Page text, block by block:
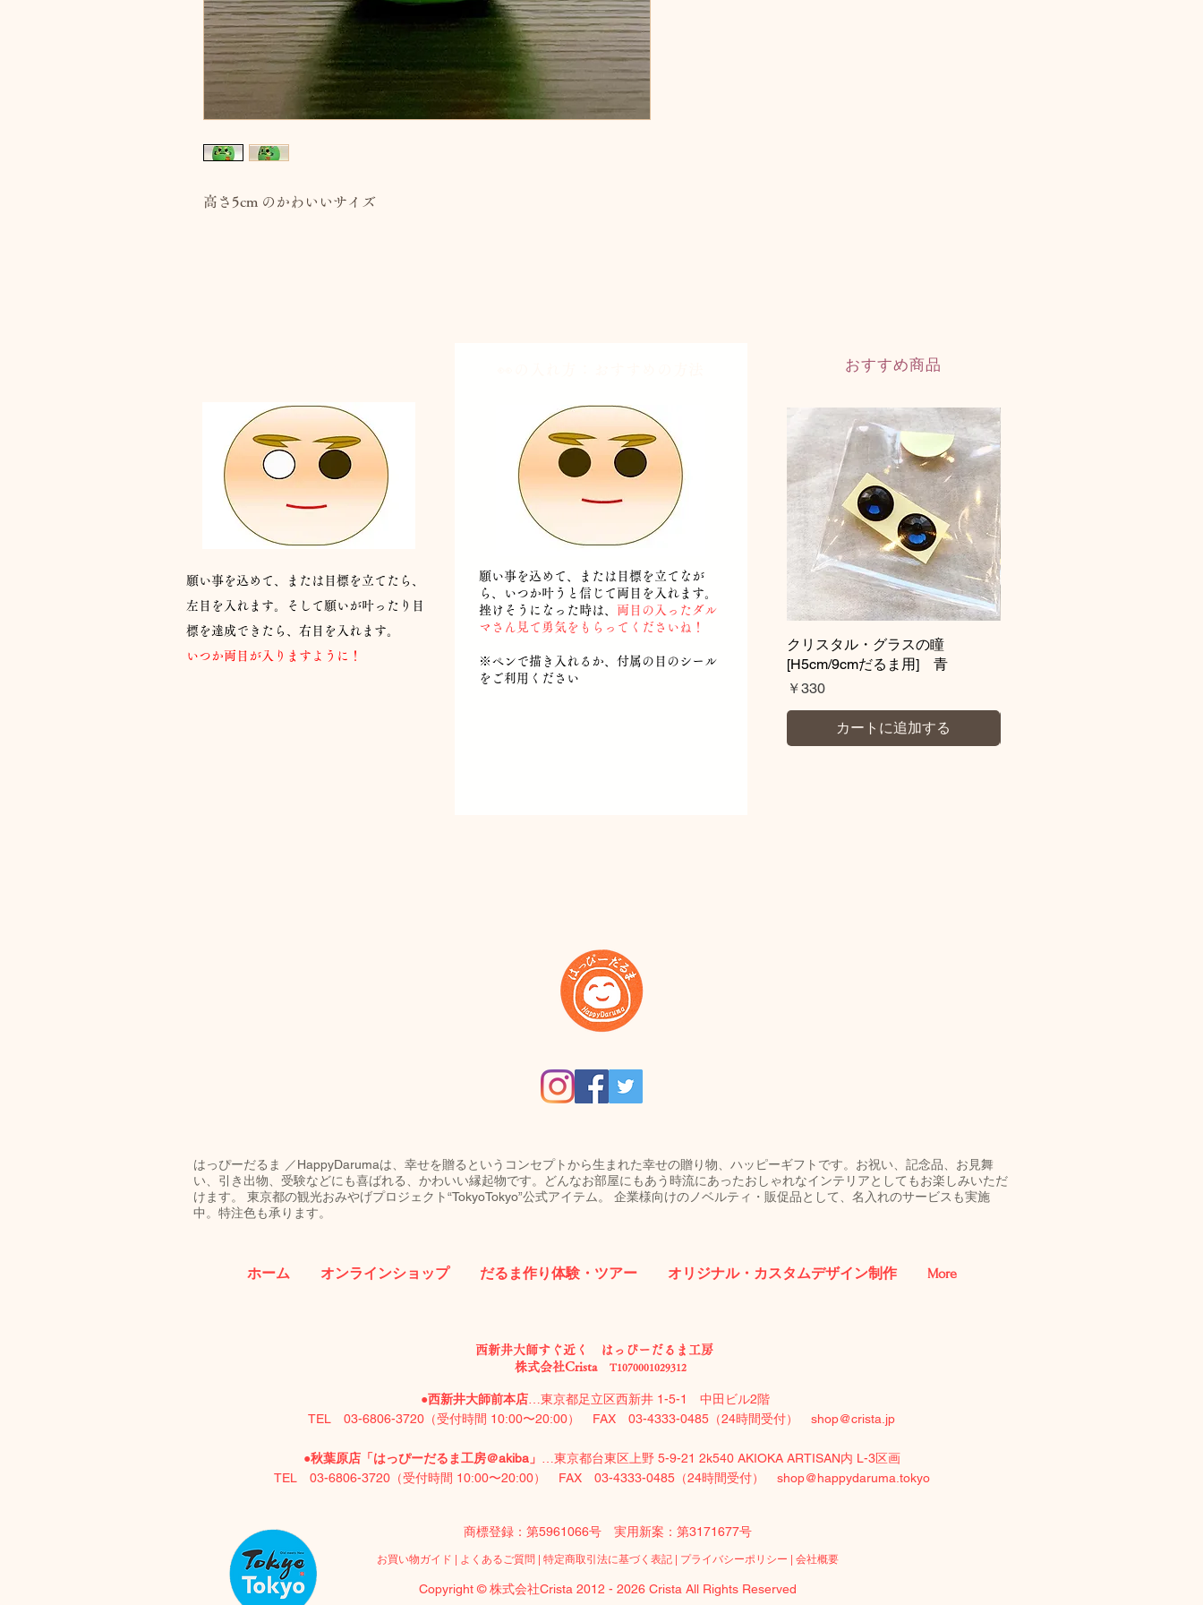
高さ5cm のかわいいサイズ
願い事を込めて、または目標を立てたら、
左目を入れます。そして願いが叶ったり目
標を達成できたら、右目を入れます。
​いつか両目が入りますように！
願い事を込めて、または目標を立てなが
ら、いつか叶うと信じて両目を入れます。
挫けそうになった時は、
両目の入ったダル
マさん見て勇気をもらってくださいね！
​※ペンで描き入れるか、付属の目のシール
をご利用ください
おすすめ商品
クイックビュー
クリスタル・グラスの瞳
[H5cm/9cmだるま用] 青
価格
￥330
カートに追加する
はっぴーだるま ／HappyDarumaは、幸せを贈るというコンセプトから生まれた幸せの贈り物、ハッピーギフトです。お祝い、記念品、お見舞
い、引き出物、受験などにも喜ばれる、かわいい縁起物です。どんなお部屋にもあう時流にあったおしゃれなインテリアとしてもお楽しみいただ
けます。 東京都の観光おみやげプロジェクト“TokyoTokyo”公式アイテム。 企業様向けのノベルティ・販促品として、名入れのサービスも実施
中。特注色も承ります。
ホーム オンラインショップ だるま作り体験・ツアー オリジナル・カスタムデザイン制作 More
西新井大師すぐ近く はっぴーだるま工房
株式会社Crista
T1070001029312
●西新井大師前本店 …東京都足立区西新井 1-5-1 中田ビル2階
TEL 03-6806-3720（受付時間 10:00〜20:00）​ FAX 03-4333-0485（24時間受付） shop@crista.jp
●秋葉原店「はっぴーだるま工房＠akiba」
…東京都台東区上野 5-9-21 2k540 AKIOKA ARTISAN内 L-3区画
TEL 03-6806-3720（受付時間 10:00〜20:00）​ FAX 03-4333-0485（24時間受付） shop@happydaruma.tokyo
商標登録：第5961066号 実用新案：第3171677号
お買い物ガイド よくあるご質問 特定商取引法に基づく表記 プライバシーポリシー 会社概要
Copyright © 株式会社Crista 2012 - 2026 Crista All Rights Reserved